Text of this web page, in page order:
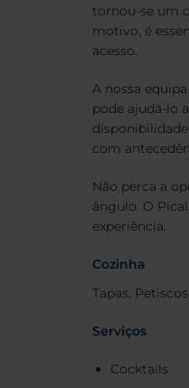
tornou-se um
motivo, é
acesso.
A nossa
pode ajudá-lo
com
Não perca a
ângulo. O
experiência.
Cozinha
Tapas, Petiscos
Serviços
Cocktails